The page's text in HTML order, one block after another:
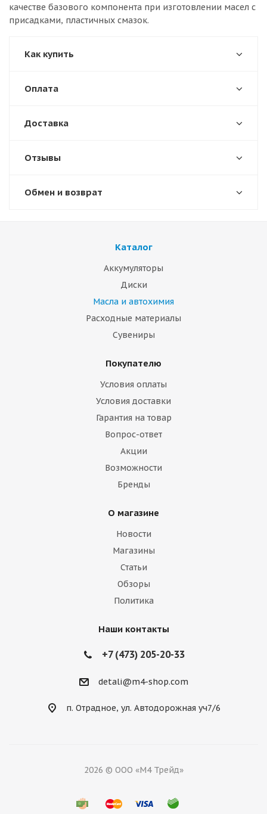
качестве базового компонента при изготовлении масел с
присадками, пластичных смазок.
Как купить
Оплата
Доставка
Отзывы
Обмен и возврат
Каталог
Аккумуляторы
Диски
Масла и автохимия
Расходные материалы
Сувениры
Покупателю
Условия оплаты
Условия доставки
Гарантия на товар
Вопрос-ответ
Акции
Возможности
Бренды
О магазине
Новости
Магазины
Статьи
Обзоры
Политика
Наши контакты
+7 (473) 205-20-33
detali@m4-shop.com
п. Отрадное, ул. Автодорожная уч7/6
2026 © ООО «М4 Трейд»